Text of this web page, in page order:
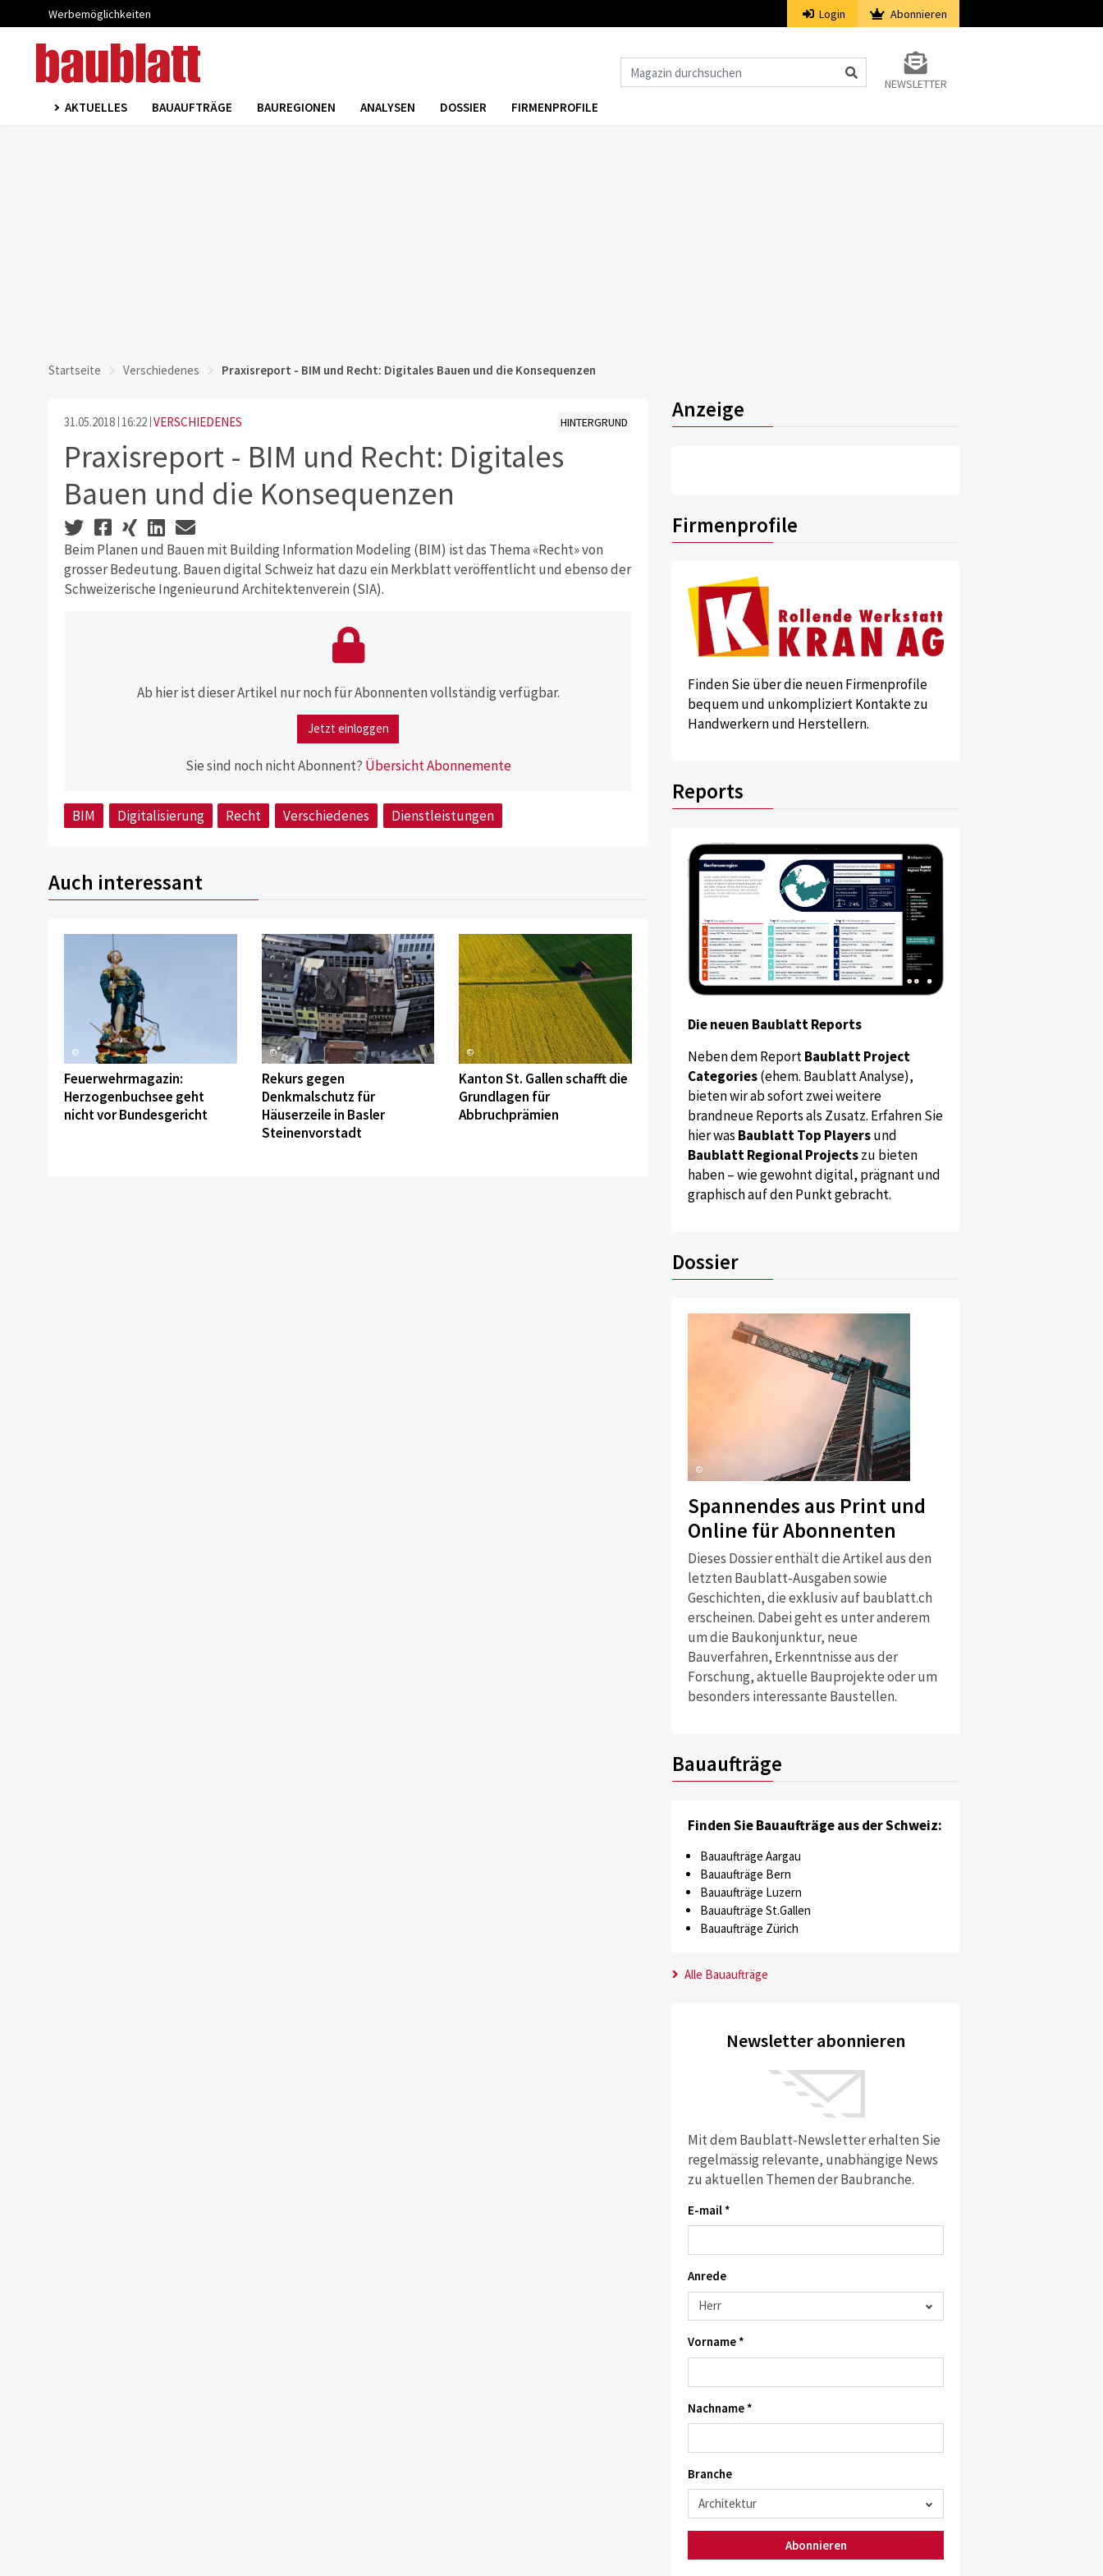
Werbemöglichkeiten Login Abonnieren
NEWSLETTER
AKTUELLES BAUAUFTRÄGE BAUREGIONEN ANALYSEN DOSSIER FIRMENPROFILE
Startseite Verschiedenes Praxisreport - BIM und Recht: Digitales Bauen und die Konsequenzen
31.05.2018 16:22 VERSCHIEDENES HINTERGRUND
Praxisreport - BIM und Recht: Digitales
Bauen und die Konsequenzen
Beim Planen und Bauen mit Building Information Modeling (BIM) ist das Thema «Recht» von
grosser Bedeutung. Bauen digital Schweiz hat dazu ein Merkblatt veröffentlicht und ebenso der
Schweizerische Ingenieurund Architektenverein (SIA).
Ab hier ist dieser Artikel nur noch für Abonnenten vollständig verfügbar.
Jetzt einloggen
Sie sind noch nicht Abonnent? Übersicht Abonnemente
BIM Digitalisierung Recht Verschiedenes Dienstleistungen
Auch interessant
©
Feuerwehrmagazin:
Herzogenbuchsee geht
nicht vor Bundesgericht
©
Rekurs gegen
Denkmalschutz für
Häuserzeile in Basler
Steinenvorstadt
©
Kanton St. Gallen schafft die
Grundlagen für
Abbruchprämien
Anzeige
Firmenprofile
Finden Sie über die neuen Firmenprofile
bequem und unkompliziert Kontakte zu
Handwerkern und Herstellern.
Reports
Die neuen Baublatt Reports
Neben dem ReportBaublatt Project
Categories(ehem. Baublatt Analyse),
bieten wir ab sofort zwei weitere
brandneue Reports als Zusatz. Erfahren Sie
hier was Baublatt Top Playersund
Baublatt Regional Projectszu bieten
haben – wie gewohnt digital, prägnant und
graphisch auf den Punkt gebracht.
Dossier
©
Spannendes aus Print und
Online für Abonnenten
Dieses Dossier enthält die Artikel aus den
letzten Baublatt-Ausgaben sowie
Geschichten, die exklusiv auf baublatt.ch
erscheinen. Dabei geht es unter anderem
um die Baukonjunktur, neue
Bauverfahren, Erkenntnisse aus der
Forschung, aktuelle Bauprojekte oder um
besonders interessante Baustellen.
Bauaufträge
Finden Sie Bauaufträge aus der Schweiz:
Bauaufträge Aargau
Bauaufträge Bern
Bauaufträge Luzern
Bauaufträge St.Gallen
Bauaufträge Zürich
Alle Bauaufträge
Newsletter abonnieren
Mit dem Baublatt-Newsletter erhalten Sie
regelmässig relevante, unabhängige News
zu aktuellen Themen der Baubranche.
E-mail *
Anrede
Vorname *
Nachname *
Branche
Abonnieren